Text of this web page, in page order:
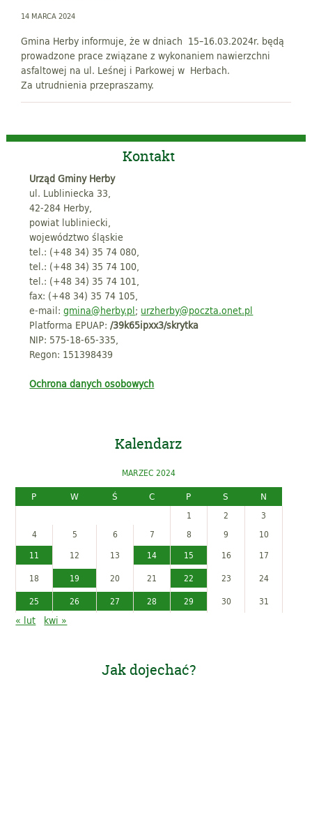
14 MARCA 2024
Gmina Herby informuje, że w dniach 15–16.03.2024r. będą
prowadzone prace związane z wykonaniem nawierzchni
asfaltowej na ul. Leśnej i Parkowej w Herbach.
Za utrudnienia przepraszamy.
Kontakt
Urząd Gminy Herby
ul. Lubliniecka 33,
42-284 Herby,
powiat lubliniecki,
województwo śląskie
tel.: (+48 34) 35 74 080,
tel.: (+48 34) 35 74 100,
tel.: (+48 34) 35 74 101,
fax: (+48 34) 35 74 105,
e-mail:gmina@herby.pl; urzherby@poczta.onet.pl
Platforma EPUAP:/39k65ipxx3/skrytka
NIP: 575-18-65-335,
Regon: 151398439
Ochrona danych osobowych
Kalendarz
MARZEC 2024
P
W Ś C P S
N
1
2
3
4
5 6 7 8 9
10
11
12 13 14 15 16
17
18
19 20 21 22 23
24
25
26 27 28 29 30 31
« lut kwi »
Jak dojechać?